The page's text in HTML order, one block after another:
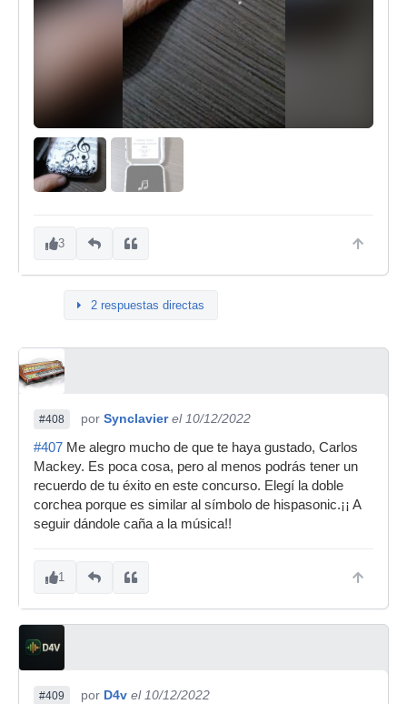
3
2 respuestas directas
#408 por Synclavier el 10/12/2022
#407 Me alegro mucho de que te haya gustado, Carlos
Mackey. Es poca cosa, pero al menos podrás tener un
recuerdo de tu éxito en este concurso. Elegí la doble
corchea porque es similar al símbolo de hispasonic.¡¡ A
seguir dándole caña a la música!!
1
#409 por D4v el 10/12/2022